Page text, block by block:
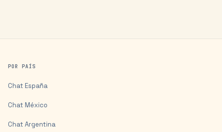
POR PAÍS
Chat España
Chat México
Chat Argentina